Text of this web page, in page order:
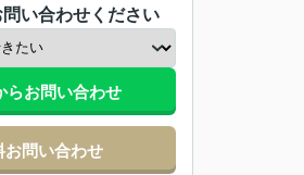
い合わせください
らお問い合わせ
お問い合わせ